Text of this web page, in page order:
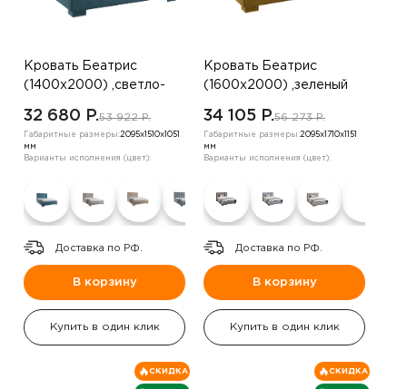
Кровать Беатрис
(1400х2000) ,светло-
32 680 P.53 922 P.
Габаритные размеры:2095х1510х1051
мм
Варианты исполнения (цвет):
Доставка по РФ.
В корзину
Купить в один клик
Кровать Беатрис
(1600х2000) ,зеленый
34 105 P.56 273 P.
Габаритные размеры:2095х1710х1151
мм
Варианты исполнения (цвет):
Доставка по РФ.
В корзину
Купить в один клик
СКИДКА СКИДКА